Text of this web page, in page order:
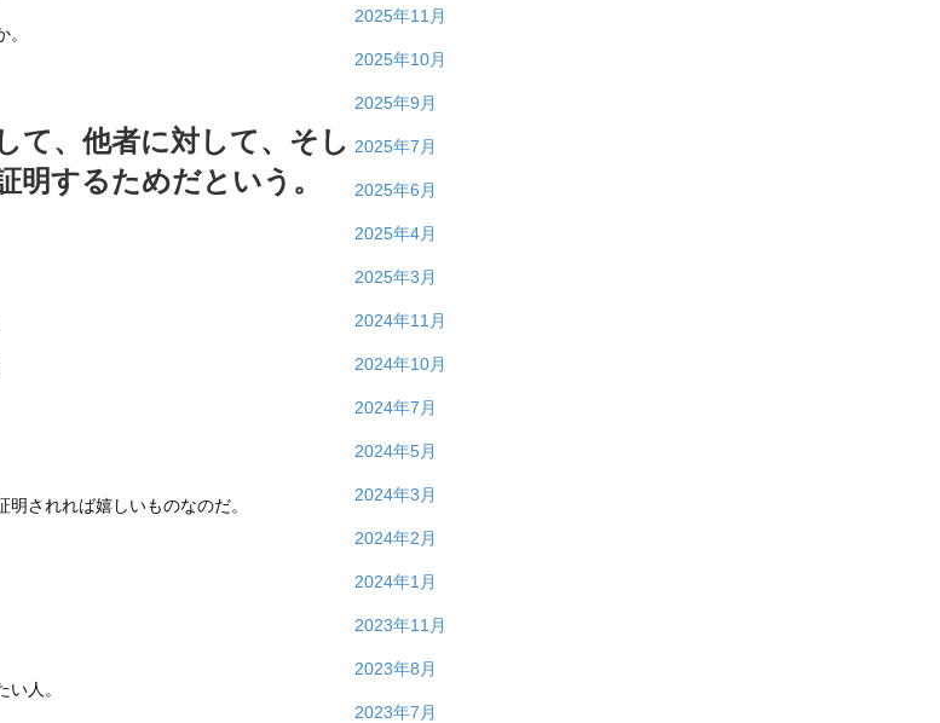
て、他者に対して、そし
明するためだという。
されれば嬉しいものなのだ。
人。
2025年11月
2025年10月
2025年9月
2025年7月
2025年6月
2025年4月
2025年3月
2024年11月
2024年10月
2024年7月
2024年5月
2024年3月
2024年2月
2024年1月
2023年11月
2023年8月
2023年7月